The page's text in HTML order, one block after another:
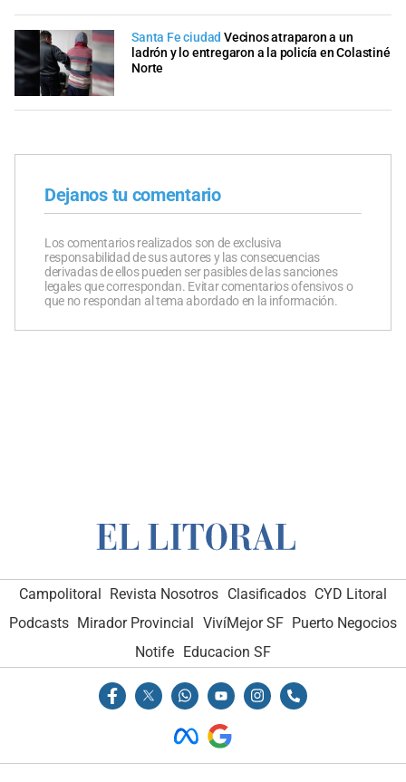
Santa Fe ciudad Vecinos atraparon a un
ladrón y lo entregaron a la policía en Colastiné
Norte
Dejanos tu comentario
Los comentarios realizados son de exclusiva
responsabilidad de sus autores y las consecuencias
derivadas de ellos pueden ser pasibles de las sanciones
legales que correspondan. Evitar comentarios ofensivos o
que no respondan al tema abordado en la información.
Campolitoral Revista Nosotros Clasificados CYD Litoral
Podcasts Mirador Provincial VivíMejor SF Puerto Negocios
Notife Educacion SF